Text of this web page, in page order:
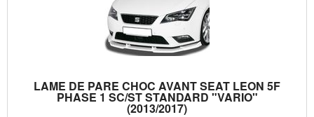
LAME DE PARE CHOC AVANT SEAT LEON 5F
PHASE 1 SC/ST STANDARD "VARIO"
(2013/2017)